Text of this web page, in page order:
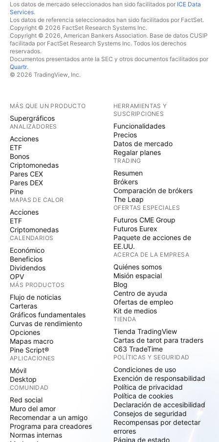
Los datos de mercado seleccionados han sido facilitados por ICE Data
Services.
Los datos de referencia seleccionados han sido facilitados por FactSet.
Copyright © 2026 FactSet Research Systems Inc.
Copyright © 2026, American Bankers Association. Base de datos CUSIP
facilitada por FactSet Research Systems Inc. Todos los derechos
reservados.
Documentos presentados ante la SEC y otros documentos facilitados por
Quartr.
© 2026 TradingView, Inc.
MÁS QUE UN PRODUCTO
Supergráficos
ANALIZADORES
Acciones
ETF
Bonos
Criptomonedas
Pares CEX
Pares DEX
Pine
MAPAS DE CALOR
Acciones
ETF
Criptomonedas
CALENDARIOS
Económico
Beneficios
Dividendos
OPV
MÁS PRODUCTOS
Flujo de noticias
Carteras
Gráficos fundamentales
Curvas de rendimiento
Opciones
Mapas macro
Pine Script®
APLICACIONES
Móvil
Desktop
COMUNIDAD
Red social
Muro del amor
Recomendar a un amigo
Programa para creadores
Normas internas
HERRAMIENTAS Y
SUSCRIPCIONES
Funcionalidades
Precios
Datos de mercado
Regalar planes
TRADING
Resumen
Brókers
Comparación de brókers
The Leap
OFERTAS ESPECIALES
Futuros CME Group
Futuros Eurex
Paquete de acciones de
EE.UU.
ACERCA DE LA EMPRESA
Quiénes somos
Misión espacial
Blog
Centro de ayuda
Ofertas de empleo
Kit de medios
TIENDA
Tienda TradingView
Cartas de tarot para traders
C63 TradeTime
POLÍTICAS Y SEGURIDAD
Condiciones de uso
Exención de responsabilidad
Política de privacidad
Política de cookies
Declaración de accesibilidad
Consejos de seguridad
Recompensas por detectar
errores
Página de estado